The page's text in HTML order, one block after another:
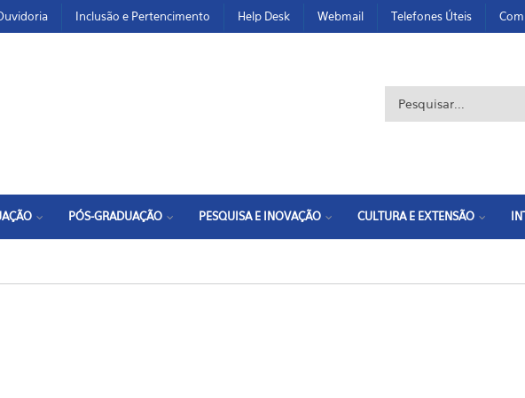
Inclusão e Pertencimento Help Desk Webmail Telefones Úteis
Formulário
PÓS-GRADUAÇÃO PESQUISA E INOVAÇÃO CULTURA E EXTENSÃO